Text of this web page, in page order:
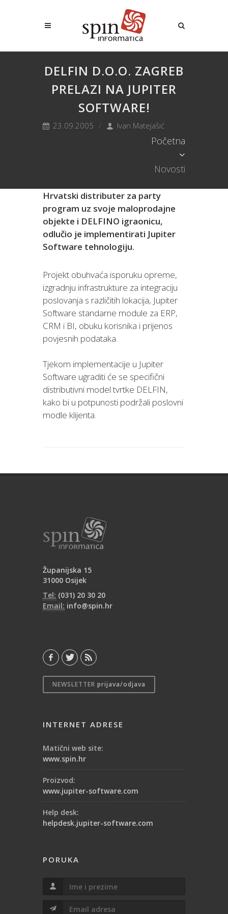
DELFIN D.O.O. ZAGREB
PRELAZI NA JUPITER
SOFTWARE!
23.09.2005 Ivan Matejašić
Početna
Novosti
Hrvatski distributer za party
program uz svoje maloprodajne
objekte i DELFINO igraonicu,
odlučio je implementirati Jupiter
Software tehnologiju.
Projekt obuhvaća isporuku opreme,
izgradnju infrastrukture za integraciju
poslovanja s različitih lokacija, Jupiter
Software standarne module za ERP,
CRM i BI, obuku korisnika i prijenos
povjesnih podataka.
Tjekom implementacije u Jupiter
Software ugraditi će se specifični
distributivni model tvrtke DELFIN,
kako bi u potpunosti podržali poslovni
modle klijenta.
Županijska 15
31000 Osijek
Tel: (031) 20 30 20
Email: info@spin.hr
NEWSLETTER prijava/odjava
INTERNET ADRESE
Matični web site:
www.spin.hr
Proizvod:
www.jupiter-software.com
Help desk:
helpdesk.jupiter-software.com
PORUKA